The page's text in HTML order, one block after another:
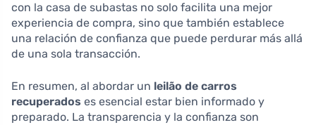
con la casa de subastas no solo facilita una mejor
experiencia de compra, sino que también establece
una relación de confianza que puede perdurar más allá
de una sola transacción.
En resumen, al abordar un leilão de carros
recuperados es esencial estar bien informado y
preparado. La transparencia y la confianza son